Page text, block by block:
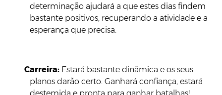
determinação ajudará a que estes dias findem
bastante positivos, recuperando a atividade e a
esperança que precisa.
Carreira: Estará bastante dinâmica e os seus
planos darão certo. Ganhará confiança, estará